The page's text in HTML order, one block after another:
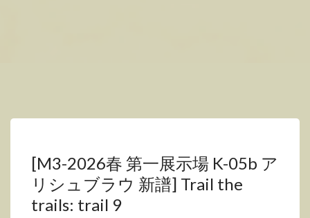
[M3-2026春 第一展示場 K-05b ア
リシュブラウ 新譜] Trail the
trails: trail 9